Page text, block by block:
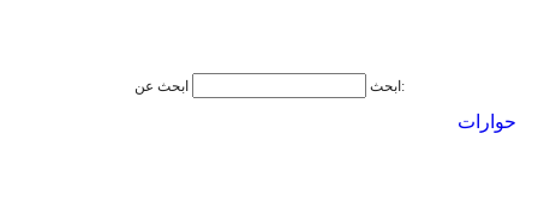
ابحث ابحث عن:
حوارات